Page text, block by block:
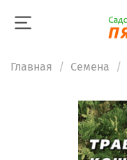
Главная Семена